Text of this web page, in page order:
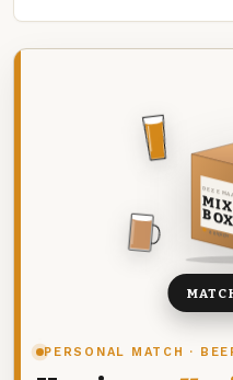
PERSONAL MATCH ·
DEZE
MIX
BOX
8 BIEREN